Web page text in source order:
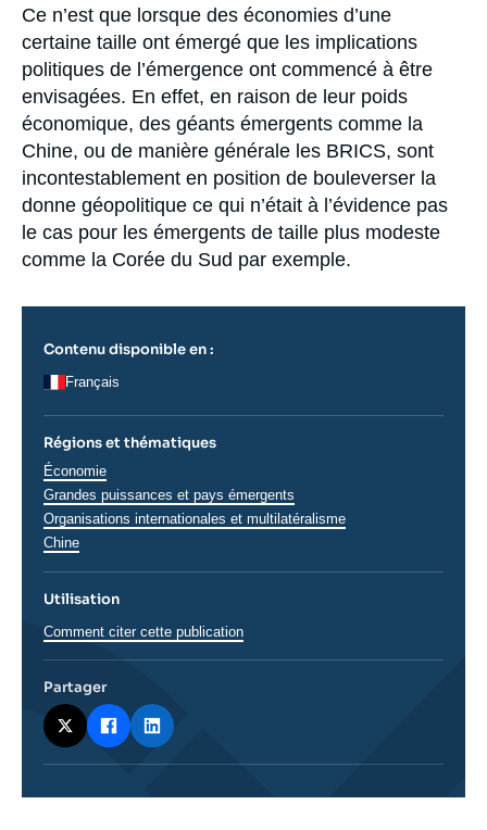
Ce n’est que lorsque des économies d’une
certaine taille ont émergé que les implications
politiques de l’émergence ont commencé à être
envisagées. En effet, en raison de leur poids
économique, des géants émergents comme la
Chine, ou de manière générale les BRICS, sont
incontestablement en position de bouleverser la
donne géopolitique ce qui n’était à l’évidence pas
le cas pour les émergents de taille plus modeste
comme la Corée du Sud par exemple.
Contenu disponible en :
Français
Régions et thématiques
Thématiques
analyses
Économie
Grandes puissances et pays émergents
Organisations internationales et multilatéralisme
Régions
Chine
Utilisation
Comment citer cette publication
Partager